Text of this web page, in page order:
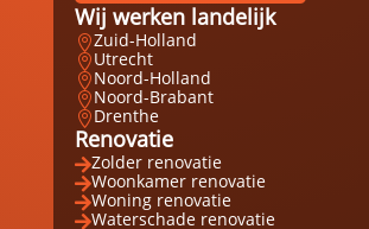
Wij werken landelijk
Zuid-Holland
Utrecht
Noord-Holland
Noord-Brabant
Drenthe
Renovatie
Zolder renovatie
Woonkamer renovatie
Woning renovatie
Waterschade renovatie